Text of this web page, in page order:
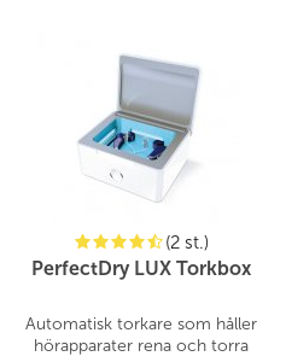
(2 st.)
PerfectDry LUX Torkbox
Automatisk torkare som håller
hörapparater rena och torra